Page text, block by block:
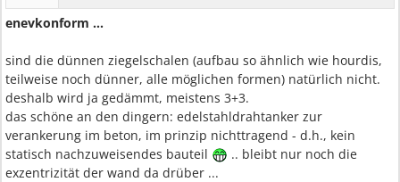
enevkonform ...
sind die dünnen ziegelschalen (aufbau so ähnlich wie hourdis,
teilweise noch dünner, alle möglichen formen) natürlich nicht.
deshalb wird ja gedämmt, meistens 3+3.
das schöne an den dingern: edelstahldrahtanker zur
verankerung im beton, im prinzip nichttragend - d.h., kein
statisch nachzuweisendes bauteil
.. bleibt nur noch die
exzentrizität der wand da drüber ...